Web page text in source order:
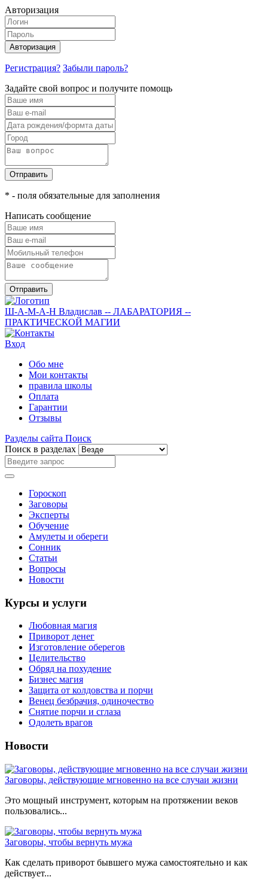
Авторизация
Авторизация
Регистрация? Забыли пароль?
Задайте свой вопрос и получите помощь
Отправить
* - поля обязательные для заполнения
Написать сообщение
Отправить
Ш-А-М-А-Н Владислав -- ЛАБАРАТОРИЯ --
ПРАКТИЧЕСКОЙ МАГИИ
Вход
Обо мне
Мои контакты
правила школы
Оплата
Гарантии
Отзывы
Разделы сайта Поиск
Поиск в разделах
Гороскоп
Заговоры
Эксперты
Обучение
Амулеты и обереги
Сонник
Статьи
Вопросы
Новости
Курсы и услуги
Любовная магия
Приворот денег
Изготовление оберегов
Целительство
Обряд на похудение
Бизнес магия
Защита от колдовства и порчи
Венец безбрачия, одиночество
Снятие порчи и сглаза
Одолеть врагов
Новости
Заговоры, действующие мгновенно на все случаи жизни
Это мощный инструмент, которым на протяжении веков
пользовались...
Заговоры, чтобы вернуть мужа
Как сделать приворот бывшего мужа самостоятельно и как
действует...